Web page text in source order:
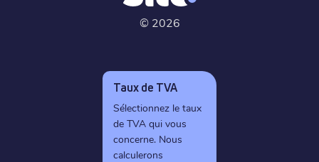
© 2026
Taux de TVA
Sélectionnez le taux
de TVA qui vous
concerne. Nous
calculerons